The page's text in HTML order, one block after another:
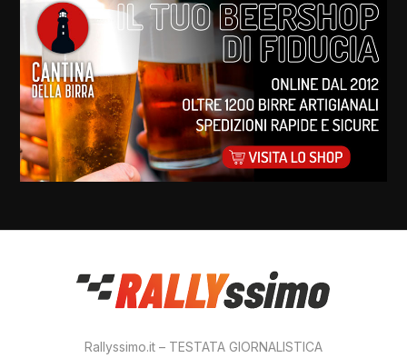
Rallyssimo.it – TESTATA GIORNALISTICA